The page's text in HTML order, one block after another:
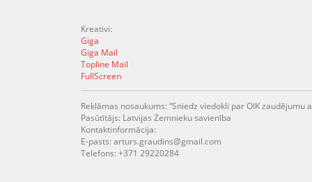
Kreativi:
Giga
Giga Mail
Topline Mail
FullScreen
Reklāmas nosaukums: “Sniedz viedokli par OIK
Pasūtītājs: Latvijas Zemnieku savienība
Kontaktinformācija:
E-pasts: arturs.graudins@gmail.com
Telefons: +371 29220284